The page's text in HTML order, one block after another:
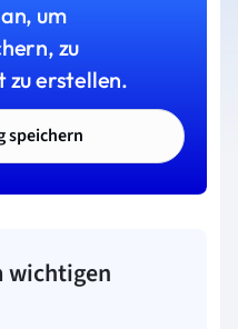
um
zu
zu erstellen.
speichern
wichtigen